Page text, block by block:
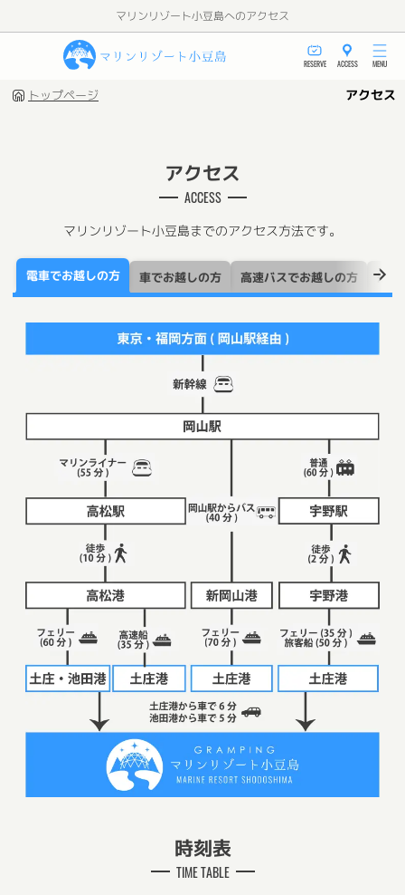
マリンリゾート小豆島へのアクセス
トップページ アクセス
アクセス
ACCESS
マリンリゾート小豆島までのアクセス方法です。
電車でお越しの方 車でお越しの方 高速バスでお越しの方 飛行
時刻表
TIME TABLE